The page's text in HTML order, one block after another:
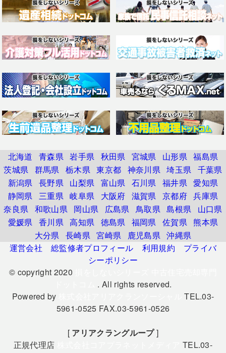
北海道 青森県 岩手県 秋田県 宮城県 山形県 福島県
茨城県 群馬県 栃木県 東京都 神奈川県 埼玉県 千葉県
新潟県 長野県 山梨県 富山県 石川県 福井県 愛知県
静岡県 三重県 岐阜県 大阪府 滋賀県 京都府 兵庫県
奈良県 和歌山県 岡山県 広島県 鳥取県 島根県
山口県
愛媛県 香川県 高知県 徳島県 福岡県 佐賀県 熊本県
大分県 長崎県 宮崎県 鹿児島県 沖縄県
運営会社
総監修者プロフィール 利用規約
プライバ
シーポリシー
© copyright 2020
. All rights reserved.
Powered by
TEL.03-
5961-0525 FAX.03-5961-0526
[ アリアクラングループ]
正規代理店
TEL.03-